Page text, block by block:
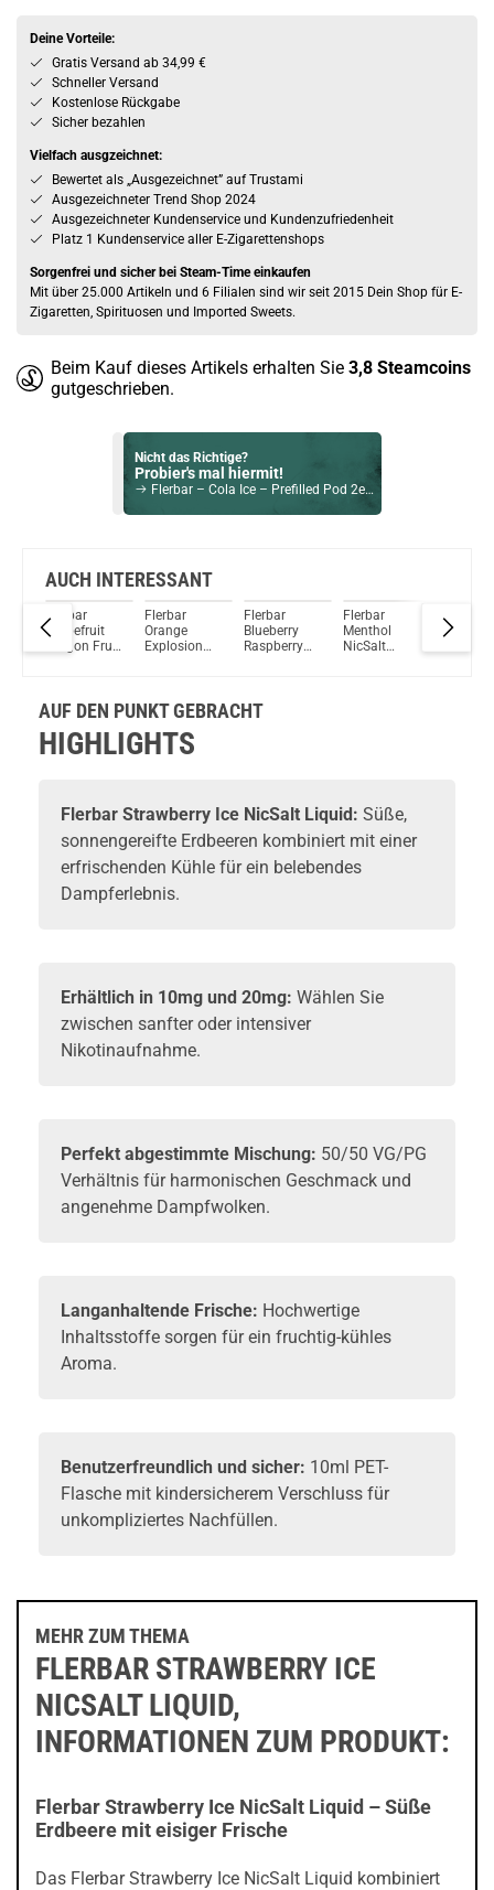
Deine Vorteile:
Gratis Versand ab 34,99 €
Schneller Versand
Kostenlose Rückgabe
Sicher bezahlen
Vielfach ausgzeichnet:
Bewertet als „Ausgezeichnet” auf Trustami
Ausgezeichneter Trend Shop 2024
Ausgezeichneter Kundenservice und Kundenzufriedenheit
Platz 1 Kundenservice aller E-Zigarettenshops
Sorgenfrei und sicher bei Steam-Time einkaufen
Mit über 25.000 Artikeln und 6 Filialen sind wir seit 2015 Dein Shop für E-
Zigaretten, Spirituosen und Imported Sweets.
Beim Kauf dieses Artikels erhalten Sie 3,8 Steamcoins
gutgeschrieben.
Nicht das Richtige?
Probier's mal hiermit!
Flerbar – Cola Ice – Prefilled Pod 2er Pack 2ml 20mg NicSalt
Hakuna Matata Liquid by InnoCigs 10ml / 3mg
Du willst Kröten sparen?
Schau mal hier!
Dovpo Ayce Pro Pod System Kit Silber
AUCH INTERESSANT
Flerbar
Grapefruit
Dragon Fruit
Flerbar
Orange
Explosion
Flerbar
Blueberry
Raspberry
Flerbar
Menthol
NicSalt
Flerbar
Grape
AUF DEN PUNKT GEBRACHT
HIGHLIGHTS
Flerbar Strawberry Ice NicSalt Liquid: Süße,
sonnengereifte Erdbeeren kombiniert mit einer
erfrischenden Kühle für ein belebendes
Dampferlebnis.
Erhältlich in 10mg und 20mg: Wählen Sie
zwischen sanfter oder intensiver
Nikotinaufnahme.
Perfekt abgestimmte Mischung: 50/50 VG/PG
Verhältnis für harmonischen Geschmack und
angenehme Dampfwolken.
Langanhaltende Frische: Hochwertige
Inhaltsstoffe sorgen für ein fruchtig-kühles
Aroma.
Benutzerfreundlich und sicher: 10ml PET-
Flasche mit kindersicherem Verschluss für
unkompliziertes Nachfüllen.
MEHR ZUM THEMA
FLERBAR STRAWBERRY ICE
NICSALT LIQUID,
INFORMATIONEN ZUM PRODUKT:
Flerbar Strawberry Ice NicSalt Liquid – Süße
Erdbeere mit eisiger Frische
Das Flerbar Strawberry Ice NicSalt Liquid kombiniert